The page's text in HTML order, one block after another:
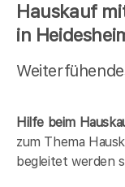
Hauskauf
in
Hilfe beim
zum Thema
begleitet werden